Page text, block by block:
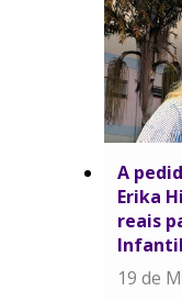
A
Erika
reais
Infantil
19 de